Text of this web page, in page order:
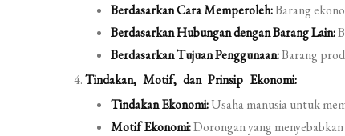
Berdasarkan Cara Memperoleh:Barang
Berdasarkan Hubungan dengan Barang Lain:
Berdasarkan Tujuan Penggunaan:Barang
Tindakan, Motif, dan Prinsip Ekonomi:
Tindakan Ekonomi:Usaha manusia untuk
Motif Ekonomi:Dorongan yang